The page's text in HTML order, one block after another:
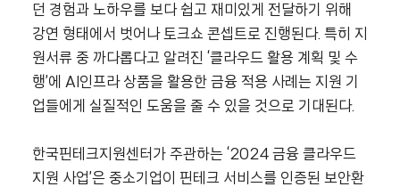
던 경험과 노하우를 보다 쉽고 재미있게 전달하기 위해
강연 형태에서 벗어나 토크쇼 콘셉트로 진행된다. 특히 지
원서류 중 까다롭다고 알려진 ‘클라우드 활용 계획 및 수
행’에 AI인프라 상품을 활용한 금융 적용 사례는 지원 기
업들에게 실질적인 도움을 줄 수 있을 것으로 기대된다.
한국핀테크지원센터가 주관하는 ‘2024 금융 클라우드
지원 사업’은 중소기업이 핀테크 서비스를 인증된 보안환